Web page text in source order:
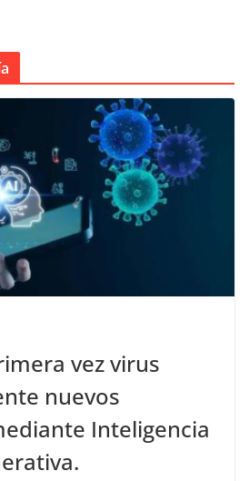
vez virus
nuevos
Inteligencia